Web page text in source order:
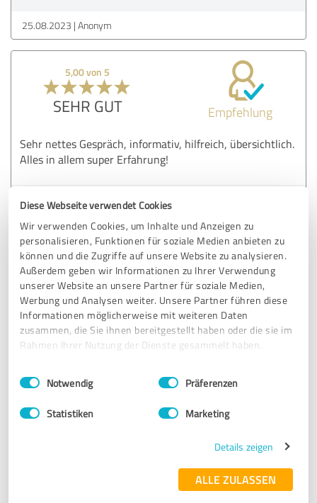
Diese Webseite verwendet Cookies
Wir verwenden Cookies, um Inhalte und Anzeigen zu
personalisieren, Funktionen für soziale Medien anbieten zu
können und die Zugriffe auf unsere Website zu analysieren.
Außerdem geben wir Informationen zu Ihrer Verwendung
unserer Website an unsere Partner für soziale Medien,
Werbung und Analysen weiter. Unsere Partner führen diese
Informationen möglicherweise mit weiteren Daten
zusammen, die Sie ihnen bereitgestellt haben oder die sie im
Rahmen Ihrer Nutzung der Dienste gesammelt haben.
Impressum Datenschutzbestimmungen
Einwilligungsauswahl
Notwendig Präferenzen
Statistiken Marketing
Details zeigen
ALLE ZULASSEN
25.08.2023 Anonym
5,00 von 5
SEHR GUT Empfehlung
Sehr nettes Gespräch, informativ, hilfreich, übersichtlich.
Alles in allem super Erfahrung!
Erfahrungsbericht & Bewertung zu:
Dogtorance
24.08.2023 Anonym
5,00 von 5
SEHR GUT Empfehlung
Einfach alles top gewesen!